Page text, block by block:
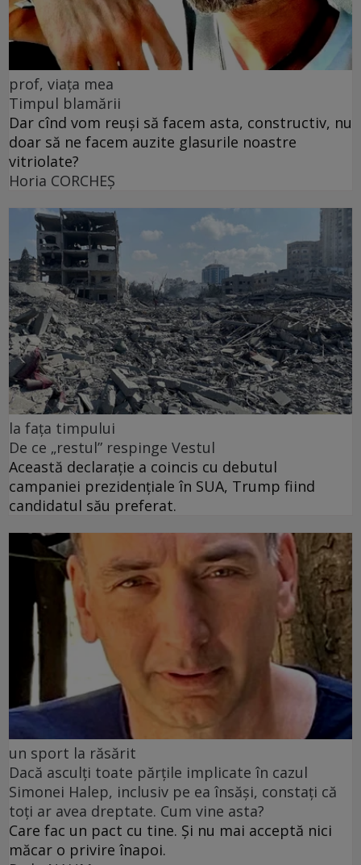
prof, viața mea
Timpul blamării
Dar cînd vom reuși să facem asta, constructiv, nu
doar să ne facem auzite glasurile noastre
vitriolate?
Horia CORCHEŞ
la fața timpului
De ce „restul” respinge Vestul
Această declarație a coincis cu debutul
campaniei prezidențiale în SUA, Trump fiind
candidatul său preferat.
un sport la răsărit
Dacă asculți toate părțile implicate în cazul
Simonei Halep, inclusiv pe ea însăși, constați că
toți ar avea dreptate. Cum vine asta?
Care fac un pact cu tine. Și nu mai acceptă nici
măcar o privire înapoi.